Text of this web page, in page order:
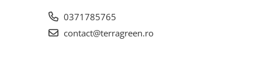
0371785765
contact@terragreen.ro